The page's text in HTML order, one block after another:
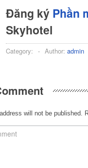
Đăng ký Phần
Skyhotel
Category: - Author: admin
will not be published.